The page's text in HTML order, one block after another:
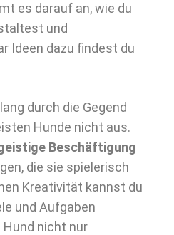
es darauf an, wie du
und
Ideen dazu findest du
durch die Gegend
Hunde nicht aus.
Beschäftigung
die sie spielerisch
Kreativität kannst du
und Aufgaben
Hund nicht nur